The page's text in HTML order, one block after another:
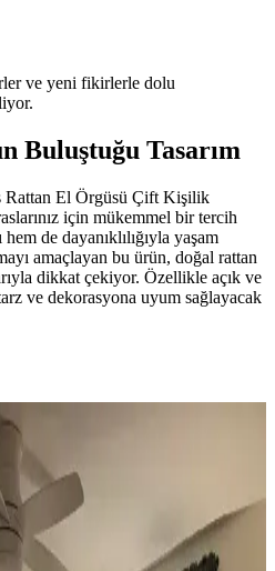
ve yeni fikirlerle dolu
Buluştuğu Tasarım
Rattan El Örgüsü Çift Kişilik
için mükemmel bir tercih
de dayanıklılığıyla yaşam
amaçlayan bu ürün, doğal rattan
dikkat çekiyor. Özellikle açık ve
ve dekorasyona uyum sağlayacak
Renk Uyumu ve
Sağlama Yöntemleri
renk uyumsuzluğu görsel rekabete
ve mobilya yerleşimi ile renkler
sağlanır.